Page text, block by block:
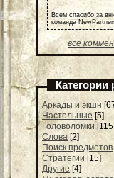
Всем спасибо за
команда
все
Категории
Аркады и экшн
Настольные [5]
Головоломки
Слова [2]
Поиск предметов
Стратегии [15]
Другие [4]